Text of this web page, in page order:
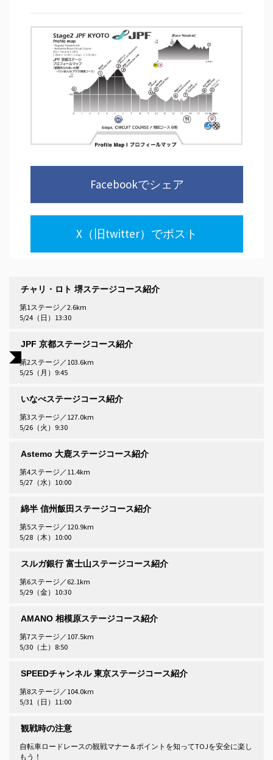
Facebookでシェア
X（旧twitter）でポスト
チャリ・ロト 堺ステージコース紹介
第1ステージ／2.6km
5/24（日）13:30
JPF 京都ステージコース紹介
第2ステージ／103.6km
5/25（月）9:45
いなべステージコース紹介
第3ステージ／127.0km
5/26（火）9:30
Astemo 大鹿ステージコース紹介
第4ステージ／11.4km
5/27（水）10:00
綿半 信州飯田ステージコース紹介
第5ステージ／120.9km
5/28（木）10:00
スルガ銀行 富士山ステージコース紹介
第6ステージ／62.1km
5/29（金）10:30
AMANO 相模原ステージコース紹介
第7ステージ／107.5km
5/30（土）8:50
SPEEDチャンネル 東京ステージコース紹介
第8ステージ／104.0km
5/31（日）11:00
観戦時の注意
自転車ロードレースの観戦マナー＆ポイントを知ってTOJを安全に楽し
もう！